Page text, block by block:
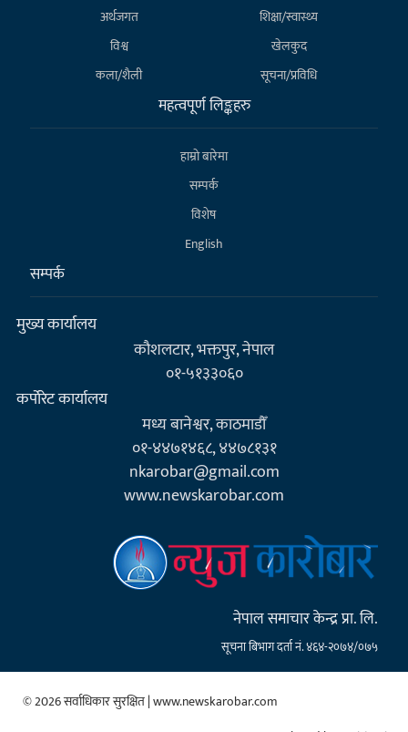
अर्थजगत
शिक्षा/स्वास्थ्य
विश्व
खेलकुद
कला/शैली
सूचना/प्रविधि
महत्वपूर्ण लिङ्कहरु
हाम्राे बारेमा
सम्पर्क
विशेष
English
सम्पर्क
मुख्य कार्यालय
कौशलटार, भक्तपुर, नेपाल
०१-५१३३०६०
कर्पाेरेट कार्यालय
मध्य बानेश्वर, काठमाडौँ
०१-४४७१४६८, ४४७८१३१
nkarobar@gmail.com
www.newskarobar.com
नेपाल समाचार केन्द्र प्रा. लि.
सूचना बिभाग दर्ता नं. ४६४-२०७४/०७५
© 2026 सर्वाधिकार सुरक्षित | www.newskarobar.com